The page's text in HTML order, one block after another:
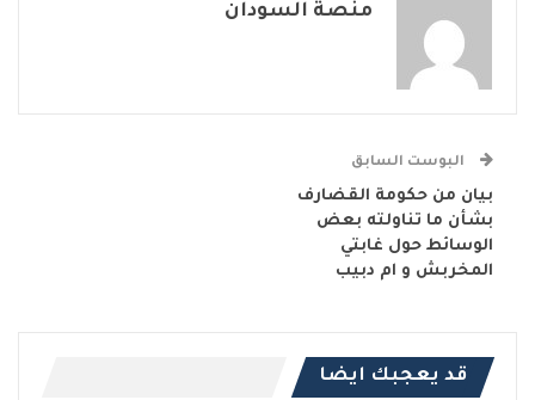
منصة السودان
البوست السابق
بيان من حكومة القضارف
بشأن ما تناولته بعض
الوسائط حول غابتي
المخربش و ام دبيب
قد يعجبك ايضا